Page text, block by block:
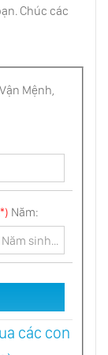
Con Gái Tiết Lộ
Kỳ Lạ Nhất
Chìa Khóa Mở
Trong Vũ
Giới: Thế Giới
Và Lòng Biết
Ta Là Gì,
Và Lời Thề
Chúc các
Mệnh,
Năm:
các con